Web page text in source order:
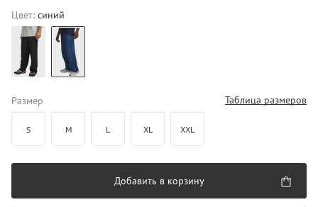
Цвет: синий
Размер Таблица размеров
S M L XL XXL
Добавить в корзину